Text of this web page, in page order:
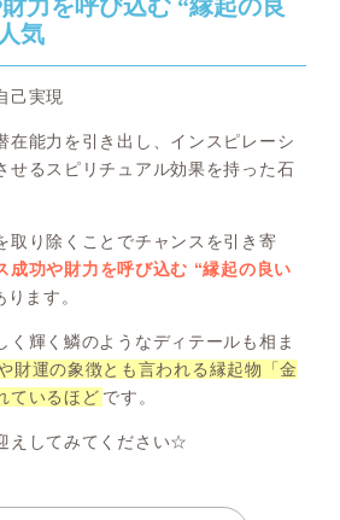
力を呼び込む “縁起の良
気
己実現
在能力を引き出し、インスピレーシ
せるスピリチュアル効果を持った石
取り除くことでチャンスを引き寄
成功や財力を呼び込む “縁起の良い
ります。
く輝く鱗のようなディテールも相ま
財運の象徴とも言われる縁起物「金
ているほど です。
えしてみてください☆